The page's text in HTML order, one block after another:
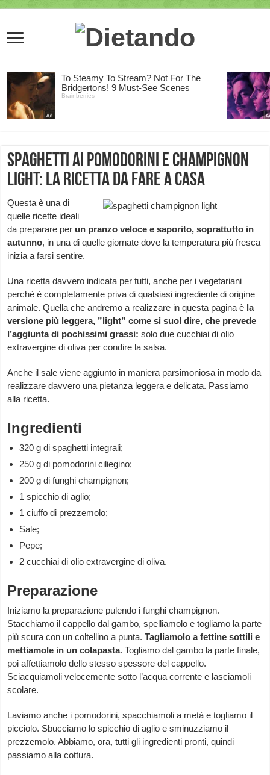
Spaghetti ai pomodorini e champignon
light: la ricetta da fare a casa
Questa è una di
quelle ricette ideali
da preparare per un pranzo veloce e saporito, soprattutto in
autunno, in una di quelle giornate dove la temperatura più fresca
inizia a farsi sentire.
Una ricetta davvero indicata per tutti, anche per i vegetariani
perchè è completamente priva di qualsiasi ingrediente di origine
animale. Quella che andremo a realizzare in questa pagina è la
versione più leggera, ”light” come si suol dire, che prevede
l’aggiunta di pochissimi grassi: solo due cucchiai di olio
extravergine di oliva per condire la salsa.
Anche il sale viene aggiunto in maniera parsimoniosa in modo da
realizzare davvero una pietanza leggera e delicata. Passiamo
alla ricetta.
Ingredienti
320 g di spaghetti integrali;
250 g di pomodorini ciliegino;
200 g di funghi champignon;
1 spicchio di aglio;
1 ciuffo di prezzemolo;
Sale;
Pepe;
2 cucchiai di olio extravergine di oliva.
Preparazione
Iniziamo la preparazione pulendo i funghi champignon.
Stacchiamo il cappello dal gambo, spelliamolo e togliamo la parte
più scura con un coltellino a punta.Tagliamolo a fettine sottili e
mettiamole in un colapasta. Togliamo dal gambo la parte finale,
poi affettiamolo dello stesso spessore del cappello.
Sciacquiamoli velocemente sotto l’acqua corrente e lasciamoli
scolare.
Laviamo anche i pomodorini, spacchiamoli a metà e togliamo il
picciolo. Sbucciamo lo spicchio di aglio e sminuzziamo il
prezzemolo. Abbiamo, ora, tutti gli ingredienti pronti, quindi
passiamo alla cottura.